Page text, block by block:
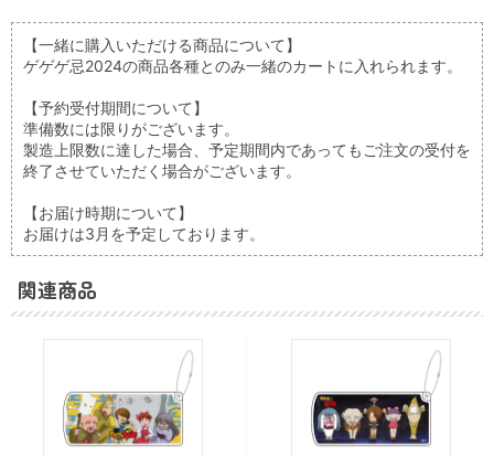
【一緒に購入いただける商品について】
ゲゲゲ忌2024の商品各種とのみ一緒のカートに入れられます。
【予約受付期間について】
準備数には限りがございます。
製造上限数に達した場合、予定期間内であってもご注文の受付を
終了させていただく場合がございます。
【お届け時期について】
お届けは3月を予定しております。
関連商品